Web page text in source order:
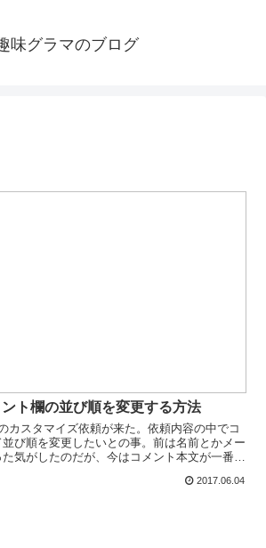
味グラマのブログ
ト欄の並び順を変更する方法
カスタマイズ依頼が来た。依頼内容の中でコ
び順を変更したいとの事。前は名前とかメー
気がしたのだが、今はコメント本文が一番上
2017.06.04